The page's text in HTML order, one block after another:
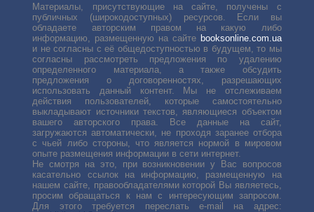
Материалы, присутствующие на сайте, получены с
публичных (широкодоступных) ресурсов. Если вы
обладаете авторским правом на какую либо
информацию, размещенную на сайте booksonline.com.ua
и не согласны с её общедоступностью в будущем, то мы
согласны рассмотреть предложения по удалению
определенного материала, а также обсудить
предложения о договоренностях, разрешающих
использовать данный контент. Мы не отслеживаем
действия пользователей, которые самостоятельно
выкладывают источники текстов, являющиеся объектом
вашего авторского права. Все данные на сайт,
загружаются автоматически, не проходя заранее отбора
с чьей либо стороны, что является нормой в мировом
опыте размещения информации в сети интернет.
Не смотря на это, при возникновении у Вас вопросов
касательно ссылок на информацию, размещенную на
нашем сайте, правообладателями которой Вы являетесь,
просим обращаться к нам с интересующим запросом.
Для этого требуется переслать е-mail на адрес: